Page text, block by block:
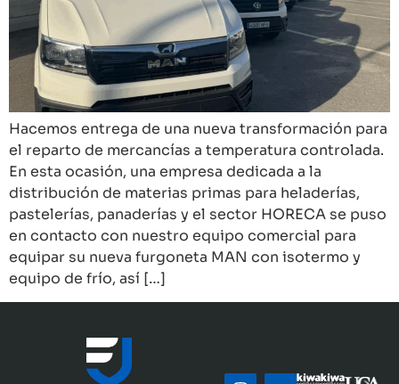
Hacemos entrega de una nueva transformación para
el reparto de mercancías a temperatura controlada.
En esta ocasión, una empresa dedicada a la
distribución de materias primas para heladerías,
pastelerías, panaderías y el sector HORECA se puso
en contacto con nuestro equipo comercial para
equipar su nueva furgoneta MAN con isotermo y
equipo de frío, así […]